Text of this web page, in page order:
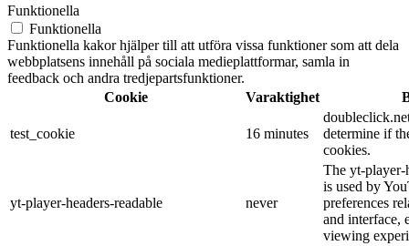
Funktionella
Funktionella
Funktionella kakor hjälper till att utföra vissa funktioner som att dela
webbplatsens innehåll på sociala medieplattformar, samla in
feedback och andra tredjepartsfunktioner.
Cookie
Varaktighet
test_cookie 16 minutes
determine if
cookies.
yt-player-headers-readable never
The yt-player-
is used by
preferences
and interface,
viewing